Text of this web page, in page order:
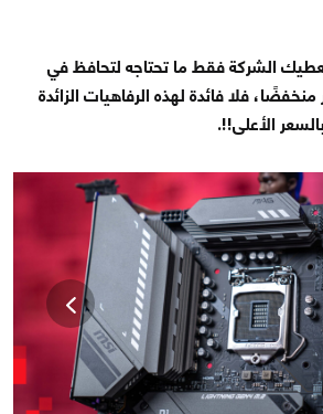
الشركة فقط ما تحتاجه لتحافظ في
فلا فائدة لهذه الرفاهيات الزائدة
الأعلى!!.